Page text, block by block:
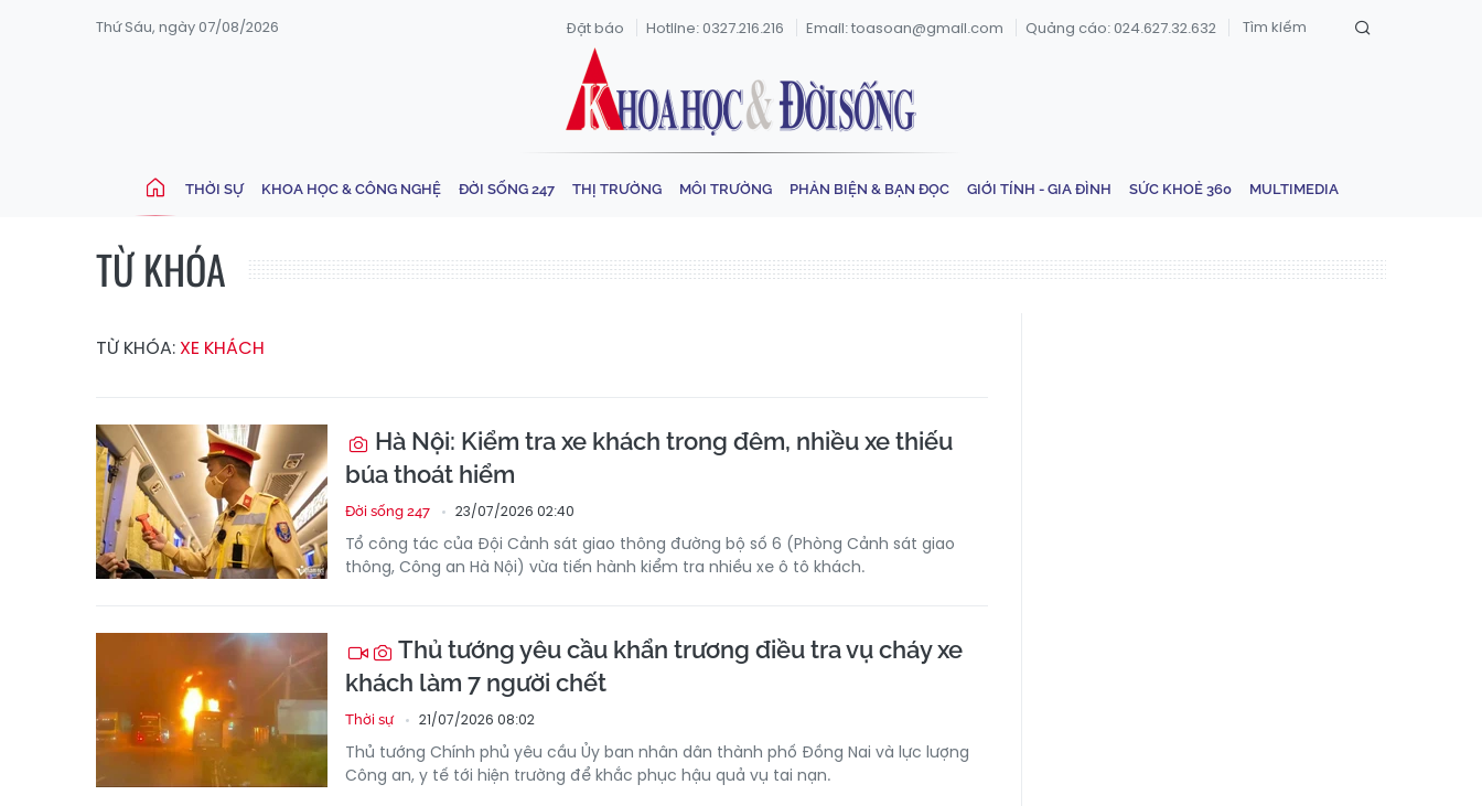
Thứ Sáu, ngày 07/08/2026 Đặt báo Hotline: 0327.216.216 Email: toasoan@gmail.com Quảng cáo: 024.627.32.632
THỜI SỰ KHOA HỌC & CÔNG NGHỆ ĐỜI SỐNG 247 THỊ TRƯỜNG MÔI TRƯỜNG PHẢN BIỆN & BẠN ĐỌC GIỚI TÍNH - GIA ĐÌNH SỨC KHOẺ 360 MULTIMEDIA
TỪ KHÓA
TỪ KHÓA: XE KHÁCH
Hà Nội: Kiểm tra xe khách trong đêm, nhiều xe thiếu
búa thoát hiểm
Đời sống 247 23/07/2026 02:40
Tổ công tác của Đội Cảnh sát giao thông đường bộ số 6 (Phòng Cảnh sát giao
thông, Công an Hà Nội) vừa tiến hành kiểm tra nhiều xe ô tô khách.
Thủ tướng yêu cầu khẩn trương điều tra vụ cháy xe
khách làm 7 người chết
Thời sự 21/07/2026 08:02
Thủ tướng Chính phủ yêu cầu Ủy ban nhân dân thành phố Đồng Nai và lực lượng
Công an, y tế tới hiện trường để khắc phục hậu quả vụ tai nạn.